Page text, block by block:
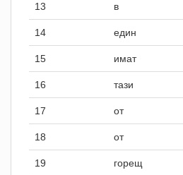
13 в
14 един
15 имат
16 тази
17 от
18 от
19 горещ